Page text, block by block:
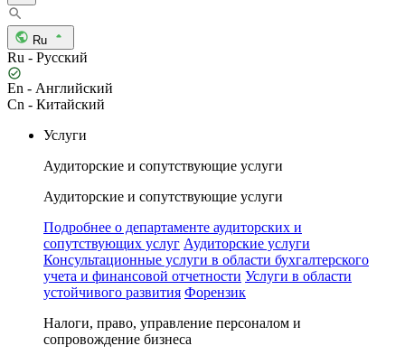
Ru
Ru - Русский
En - Английский
Cn - Китайский
Услуги
Аудиторские и сопутствующие услуги
Аудиторские и сопутствующие услуги
Подробнее о департаменте аудиторских и
сопутствующих услуг Аудиторские услуги
Консультационные услуги в области бухгалтерского
учета и финансовой отчетности Услуги в области
устойчивого развития Форензик
Налоги, право, управление персоналом и
сопровождение бизнеса